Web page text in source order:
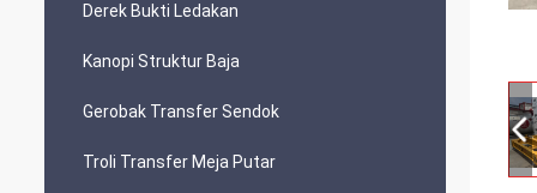
Derek Bukti Ledakan
Kanopi Struktur Baja
Gerobak Transfer Sendok
Troli Transfer Meja Putar